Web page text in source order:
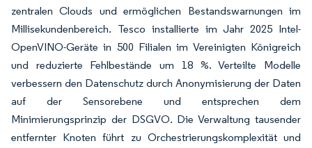
zentralen Clouds und ermöglichen Bestandswarnungen im
Millisekundenbereich. Tesco installierte im Jahr 2025 Intel-
OpenVINO-Geräte in 500 Filialen im Vereinigten Königreich
und reduzierte Fehlbestände um 18 %. Verteilte Modelle
verbessern den Datenschutz durch Anonymisierung der Daten
auf der Sensorebene und entsprechen dem
Minimierungsprinzip der DSGVO. Die Verwaltung tausender
entfernter Knoten führt zu Orchestrierungskomplexität und